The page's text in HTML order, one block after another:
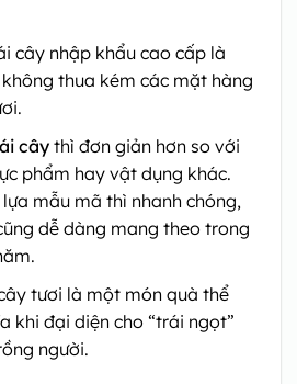
cây nhập khẩu cao cấp là
thua kém các mặt hàng
cây thì đơn giản hơn so với
phẩm hay vật dụng khác.
mẫu mã thì nhanh chóng,
dễ dàng mang theo trong
tươi là một món quà thể
khi đại diện cho “trái ngọt”
người.